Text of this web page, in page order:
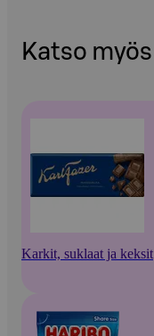
Katso myös
Karkit, suklaat ja keksit